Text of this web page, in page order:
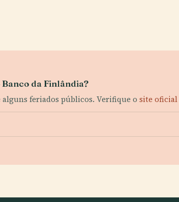
da Finlândia?
alguns feriados públicos. Verifique o site oficial